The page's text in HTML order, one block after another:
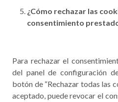
¿Cómo rechazar las
consentimiento
Para rechazar el
del panel de configuración
botón de “Rechazar todas las
aceptado, puede revocar el